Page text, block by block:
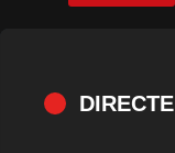
DIRECTE